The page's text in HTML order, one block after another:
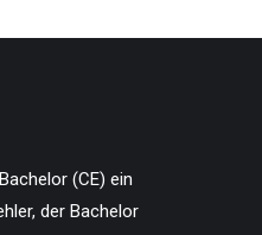
(CE) ein
der Bachelor